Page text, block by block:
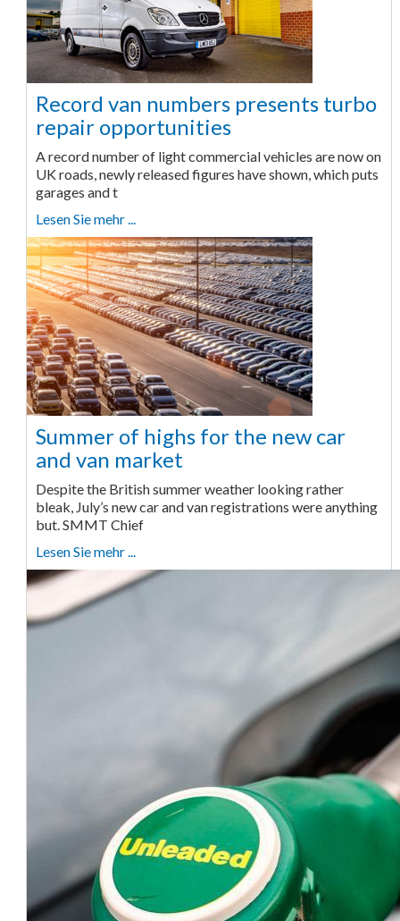
Record van numbers presents turbo
repair opportunities
A record number of light commercial vehicles are now on
UK roads, newly released figures have shown, which puts
garages and t
Lesen Sie mehr ...
Summer of highs for the new car
and van market
Despite the British summer weather looking rather
bleak, July’s new car and van registrations were anything
but. SMMT Chief
Lesen Sie mehr ...